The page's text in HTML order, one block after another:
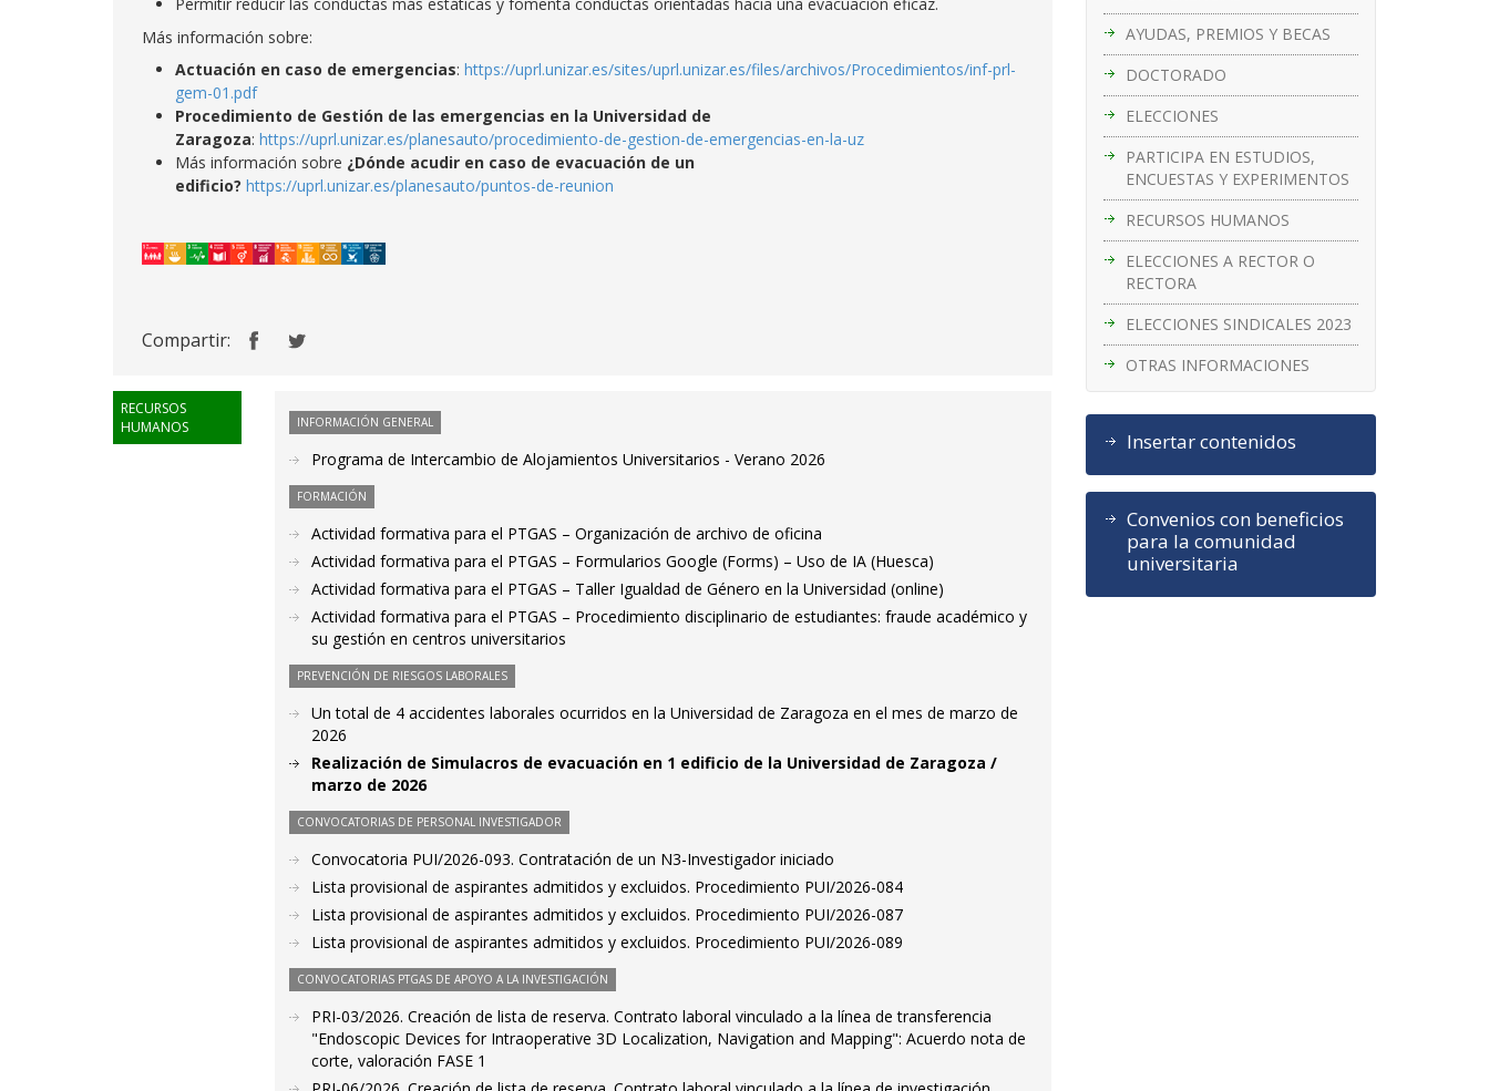
AYUDAS, PREMIOS Y BECAS
DOCTORADO
ELECCIONES
PARTICIPA EN ESTUDIOS,
ENCUESTAS Y EXPERIMENTOS
RECURSOS HUMANOS
ELECCIONES A RECTOR O
RECTORA
ELECCIONES SINDICALES 2023
OTRAS INFORMACIONES
Insertar contenidos
Convenios con beneficios
para la comunidad
universitaria
Más información sobre:
Actuación en caso de emergencias: https://uprl.unizar.es/sites/uprl.unizar.es/files/archivos/Procedimientos/inf-prl-
gem-01.pdf
Procedimiento de Gestión de las emergencias en la Universidad de
Zaragoza: https://uprl.unizar.es/planesauto/procedimiento-de-gestion-de-emergencias-en-la-uz
Más información sobre ¿Dónde acudir en caso de evacuación de un
edificio? https://uprl.unizar.es/planesauto/puntos-de-reunion
Compartir:
RECURSOS
HUMANOS
INFORMACIÓN GENERAL
Programa de Intercambio de Alojamientos Universitarios - Verano 2026
FORMACIÓN
Actividad formativa para el PTGAS – Organización de archivo de oficina
Actividad formativa para el PTGAS – Formularios Google (Forms) – Uso de IA (Huesca)
Actividad formativa para el PTGAS – Taller Igualdad de Género en la Universidad (online)
Actividad formativa para el PTGAS – Procedimiento disciplinario de estudiantes: fraude académico y
su gestión en centros universitarios
PREVENCIÓN DE RIESGOS LABORALES
Un total de 4 accidentes laborales ocurridos en la Universidad de Zaragoza en el mes de marzo de
2026
Realización de Simulacros de evacuación en 1 edificio de la Universidad de Zaragoza /
marzo de 2026
CONVOCATORIAS DE PERSONAL INVESTIGADOR
Convocatoria PUI/2026-093. Contratación de un N3-Investigador iniciado
Lista provisional de aspirantes admitidos y excluidos. Procedimiento PUI/2026-084
Lista provisional de aspirantes admitidos y excluidos. Procedimiento PUI/2026-087
Lista provisional de aspirantes admitidos y excluidos. Procedimiento PUI/2026-089
CONVOCATORIAS PTGAS DE APOYO A LA INVESTIGACIÓN
PRI-03/2026. Creación de lista de reserva. Contrato laboral vinculado a la línea de transferencia
"Endoscopic Devices for Intraoperative 3D Localization, Navigation and Mapping": Acuerdo nota de
corte, valoración FASE 1